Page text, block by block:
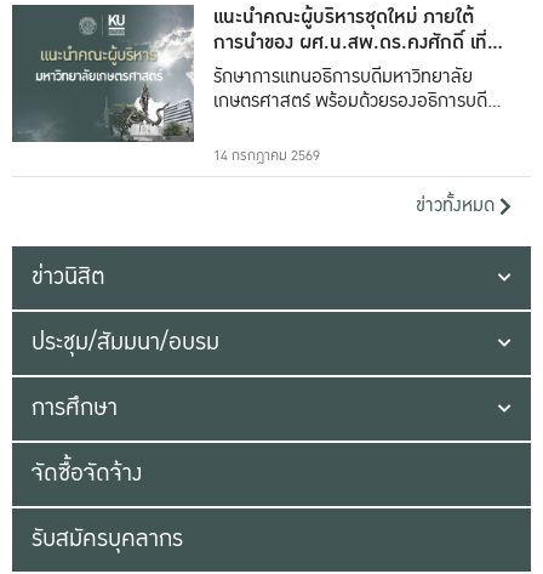
แนะนำคณะผู้บริหารชุดใหม่ ภายใต้
การนำของ ผศ.น.สพ.ดร.คงศักดิ์ เที่ยง
ธรรม
รักษาการแทนอธิการบดีมหาวิทยาลัย
เกษตรศาสตร์ พร้อมด้วยรองอธิการบดีทั้ง
14 กรกฎาคม 2569
ข่าวทั้งหมด
ข่าวนิสิต
ประชุม/สัมมนา/อบรม
การศึกษา
จัดซื้อจัดจ้าง
รับสมัครบุคลากร